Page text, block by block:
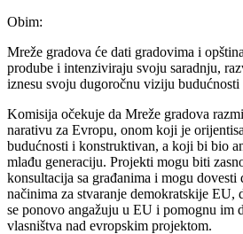
Obim:
Mreže gradova će dati gradovima i
prodube i intenziviraju svoju saradnju,
iznesu svoju dugoročnu viziju
Komisija očekuje da Mreže gradova
narativu za Evropu, onom koji je
budućnosti i konstruktivan, a koji bi bio
mlađu generaciju. Projekti mogu biti
konsultacija sa građanima i mogu dovesti
načinima za stvaranje demokratskije EU,
se ponovo angažuju u EU i pomognu im
vlasništva nad evropskim projektom.